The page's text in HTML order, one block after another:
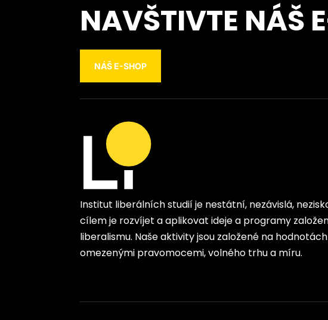
NAVŠTIVTE NÁŠ
NÁŠ E-SHOP
Institut liberálních studií je nestátní, nezávislá,
cílem je rozvíjet a aplikovat ideje a programy
liberalismu. Naše aktivity jsou založené na
omezenými pravomocemi, volného trhu a míru.